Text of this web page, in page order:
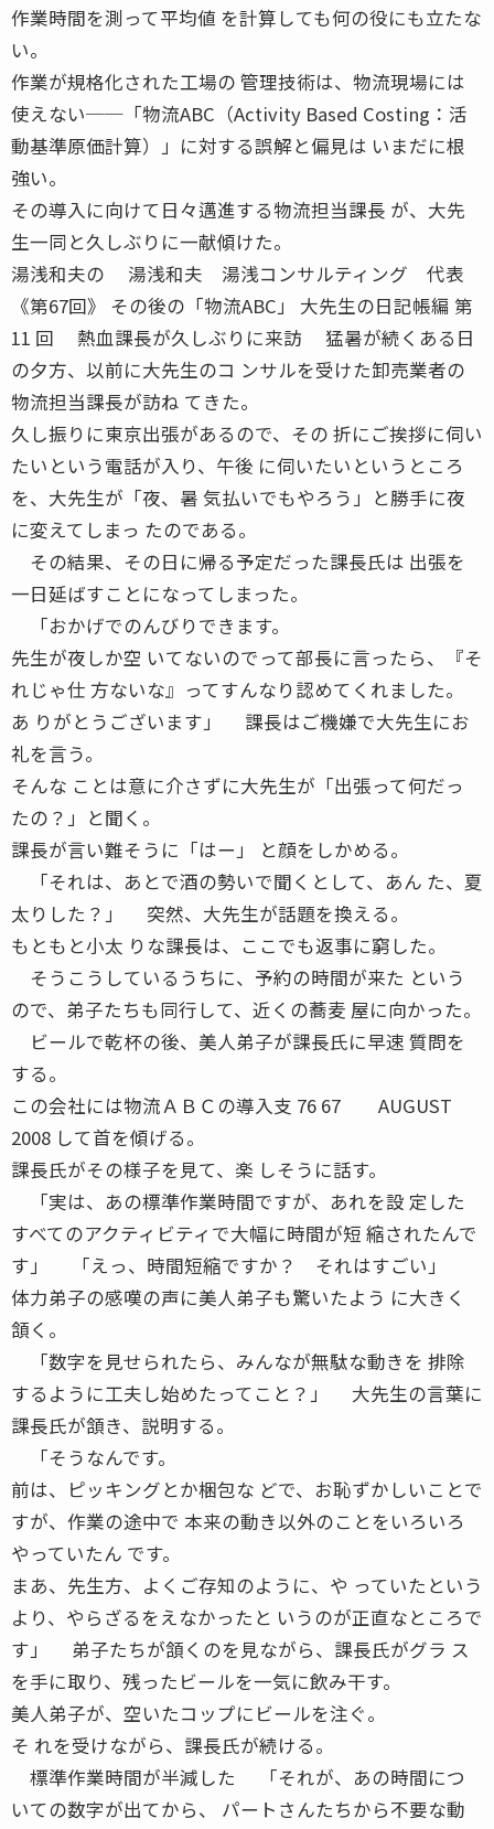
作業時間を測って平均値 を計算しても何の役にも立たな
い。
作業が規格化された工場の 管理技術は、物流現場には
使えない──「物流ABC（Activity Based Costing：活
動基準原価計算）」に対する誤解と偏見は いまだに根
強い。
その導入に向けて日々邁進する物流担当課長 が、大先
生一同と久しぶりに一献傾けた。
湯浅和夫の 湯浅和夫 湯浅コンサルティング 代表
《第67回》 その後の「物流ABC」 大先生の日記帳編 第
11 回 熱血課長が久しぶりに来訪 猛暑が続くある日
の夕方、以前に大先生のコ ンサルを受けた卸売業者の
物流担当課長が訪ね てきた。
久し振りに東京出張があるので、その 折にご挨拶に伺い
たいという電話が入り、午後 に伺いたいというところ
を、大先生が「夜、暑 気払いでもやろう」と勝手に夜
に変えてしまっ たのである。
その結果、その日に帰る予定だった課長氏は 出張を
一日延ばすことになってしまった。
「おかげでのんびりできます。
先生が夜しか空 いてないのでって部長に言ったら、『そ
れじゃ仕 方ないな』ってすんなり認めてくれました。
あ りがとうございます」 課長はご機嫌で大先生にお
礼を言う。
そんな ことは意に介さずに大先生が「出張って何だっ
たの？」と聞く。
課長が言い難そうに「はー」 と顔をしかめる。
「それは、あとで酒の勢いで聞くとして、あん た、夏
太りした？」 突然、大先生が話題を換える。
もともと小太 りな課長は、ここでも返事に窮した。
そうこうしているうちに、予約の時間が来た という
ので、弟子たちも同行して、近くの蕎麦 屋に向かった。
ビールで乾杯の後、美人弟子が課長氏に早速 質問を
する。
この会社には物流ＡＢＣの導入支 76 67 AUGUST
2008 して首を傾げる。
課長氏がその様子を見て、楽 しそうに話す。
「実は、あの標準作業時間ですが、あれを設 定した
すべてのアクティビティで大幅に時間が短 縮されたんで
す」 「えっ、時間短縮ですか？ それはすごい」
体力弟子の感嘆の声に美人弟子も驚いたよう に大きく
頷く。
「数字を見せられたら、みんなが無駄な動きを 排除
するように工夫し始めたってこと？」 大先生の言葉に
課長氏が頷き、説明する。
「そうなんです。
前は、ピッキングとか梱包な どで、お恥ずかしいことで
すが、作業の途中で 本来の動き以外のことをいろいろ
やっていたん です。
まあ、先生方、よくご存知のように、や っていたという
より、やらざるをえなかったと いうのが正直なところで
す」 弟子たちが頷くのを見ながら、課長氏がグラ ス
を手に取り、残ったビールを一気に飲み干す。
美人弟子が、空いたコップにビールを注ぐ。
そ れを受けながら、課長氏が続ける。
標準作業時間が半減した 「それが、あの時間につ
いての数字が出てから、 パートさんたちから不要な動